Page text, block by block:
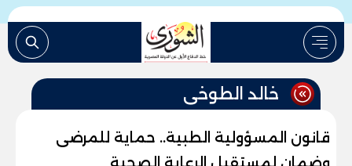
خالد الطوخى
قانون المسؤولية الطبية.. حماية للمرضى